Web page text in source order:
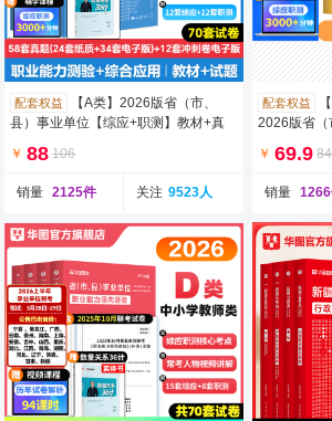
配套权益
【A类】2026版省（市、
县）事业单位【综应+职测】教材+真
￥ 88 106
销量 2125件 关注 9523人
配套权益
2026版省（
￥ 69.9 84
销量